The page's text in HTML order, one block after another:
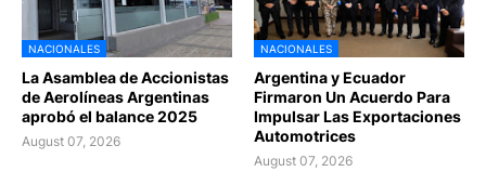
NACIONALES
La Asamblea de Accionistas
de Aerolíneas Argentinas
aprobó el balance 2025
August 07, 2026
NACIONALES
Argentina y Ecuador
Firmaron Un Acuerdo Para
Impulsar Las Exportaciones
Automotrices
August 07, 2026